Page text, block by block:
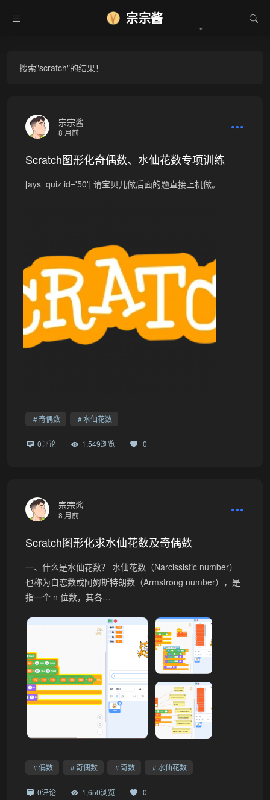
宗宗酱
搜索"scratch"的结果！
宗宗酱
8 月前
Scratch图形化奇偶数、水仙花数专项训练
[ays_quiz id='50'] 请宝贝儿做后面的题直接上机做。
奇偶数 水仙花数
0评论 1,549浏览 0
宗宗酱
8 月前
Scratch图形化求水仙花数及奇偶数
一、什么是水仙花数？ 水仙花数（Narcissistic number）
也称为自恋数或阿姆斯特朗数（Armstrong number），是
指一个 n 位数，其各…
偶数 奇偶数 奇数 水仙花数
0评论 1,650浏览 0